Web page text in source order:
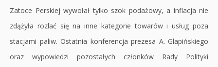
Zatoce Perskiej wywołał tylko szok podażowy, a inflacja nie
zdążyła rozlać się na inne kategorie towarów i usług poza
stacjami paliw. Ostatnia konferencja prezesa A. Glapińskiego
oraz wypowiedzi pozostałych członków Rady Polityki